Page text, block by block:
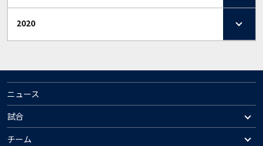
2020
ニュース
試合
チーム